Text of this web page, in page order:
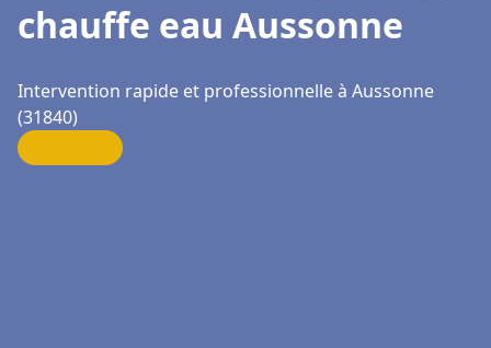
chauffe eau Aussonne
Intervention rapide et professionnelle à Aussonne
(31840)